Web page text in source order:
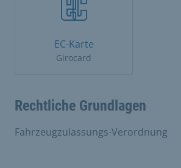
EC-Karte
Girocard
Rechtliche Grundlagen
Fahrzeugzulassungs-Verordnung